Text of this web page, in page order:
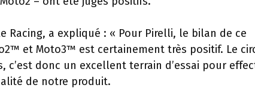
Racing, a expliqué : « Pour Pirelli, le bilan de ce
et Moto3™ est certainement très positif. Le
donc un excellent terrain d’essai pour
de notre produit.